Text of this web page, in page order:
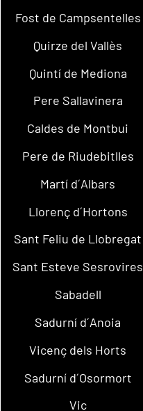
Fost de Campsentelles
Quirze del Vallès
Quintí de Mediona
Pere Sallavinera
Caldes de Montbui
Pere de Riudebitlles
Martí d´Albars
Llorenç d´Hortons
Sant Feliu de Llobregat
Sant Esteve Sesrovires
Sabadell
Sadurní d´Anoia
Vicenç dels Horts
Sadurní d´Osormort
Vic